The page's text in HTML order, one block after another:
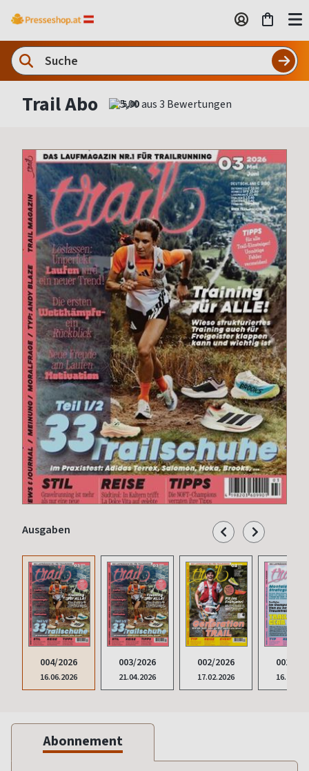
Trail Abo 5,00
Ausgaben
004/2026
16.06.2026
003/2026
21.04.2026
002/2026
17.02.2026
001/
Abonnement